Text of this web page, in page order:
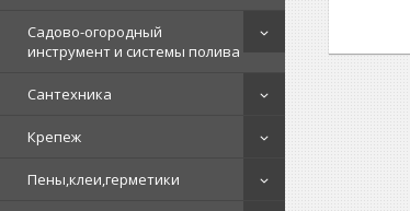
Садово-огородный
инструмент и системы полива
Сантехника
Крепеж
Пены,клеи,герметики